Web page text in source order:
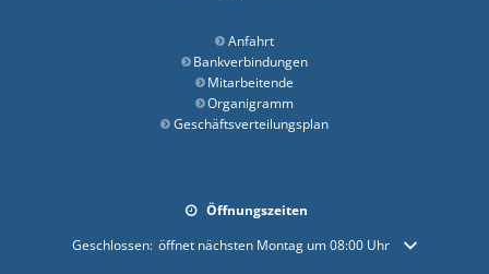
Anfahrt
Bankverbindungen
Mitarbeitende
Organigramm
Geschäftsverteilungsplan
Öffnungszeiten
Klicken, um weitere Öffnungs- oder Schließzeiten auszublenden
Geschlossen: öffnet nächsten Montag um 08:00 Uhr